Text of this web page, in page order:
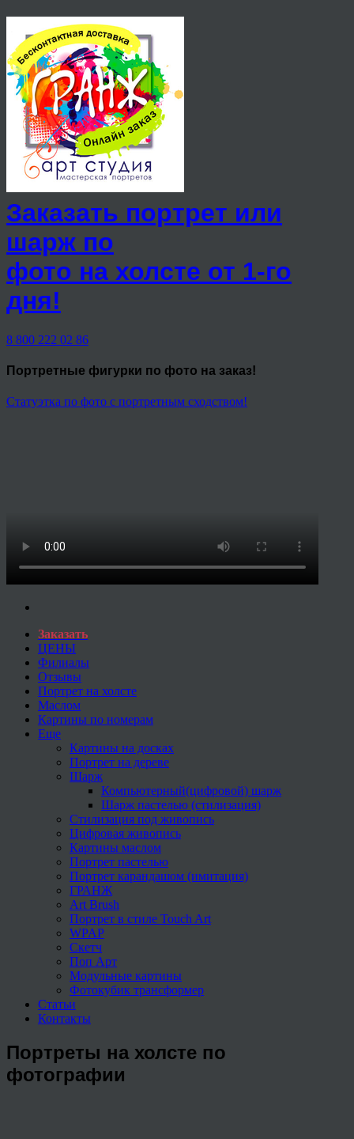
Заказать портрет или
шарж по
фото на холсте от 1-го
дня!
8 800 222 02 86
Портретные фигурки по фото на заказ!
Статуэтка по фото с портретным сходством!
Заказать
ЦЕНЫ
Филиалы
Отзывы
Портрет на холсте
Маслом
Картины по номерам
Еще
Картины на досках
Портрет на дереве
Шарж
Компьютерный(цифровой) шарж
Шарж пастелью (стилизация)
Стилизация под живопись
Цифровая живопись
Картины маслом
Портрет пастелью
Портрет карандашом (имитация)
ГРАНЖ
Art Brush
Портрет в стиле Touch Art
WPAP
Скетч
Поп Арт
Модульные картины
Фотокубик трансформер
Статьи
Контакты
Портреты на холсте по
фотографии